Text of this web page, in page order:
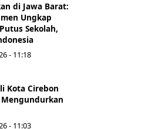
di Jawa Barat:
Ungkap
Sekolah,
- 11:18
Kota Cirebon
- 11:03